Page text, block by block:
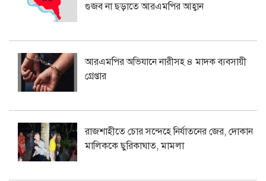
গুজব না ছড়াতে আরএমপির আহ্বান
আরএমপির অভিযানে নারীসহ ৪ মাদক ব্যবসায়ী
গ্রেপ্তার
রাজশাহীতে চোর সন্দেহে নির্যাতনের জের, দোকান
মালিককে ছুরিকাঘাত, মামলা